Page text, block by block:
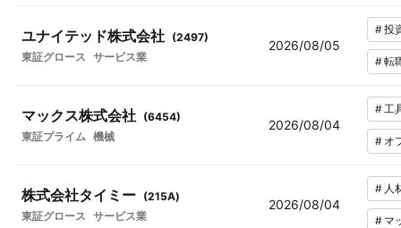
ユナイテッド株式会社 (2497)
東証グロース サービス業
2026/08/05
#投
#転
マックス株式会社 (6454)
東証プライム 機械
2026/08/04
#工
# オ
株式会社タイミー (215A)
東証グロース サービス業
2026/08/04
# 人
# マ